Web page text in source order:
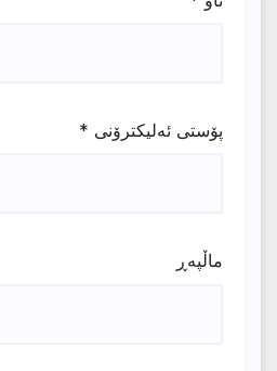
پۆستی ئەلیکترۆنی *
ماڵپه‌ڕ